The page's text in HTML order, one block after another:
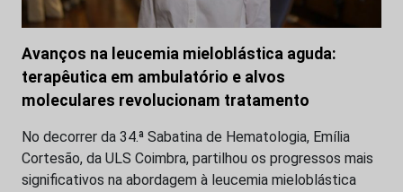
Avanços na leucemia mieloblástica aguda:
terapêutica em ambulatório e alvos
moleculares revolucionam tratamento
No decorrer da 34.ª Sabatina de Hematologia, Emília
Cortesão, da ULS Coimbra, partilhou os progressos mais
significativos na abordagem à leucemia mieloblástica